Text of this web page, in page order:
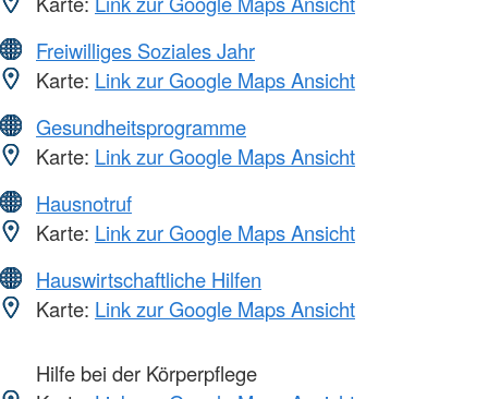
Freiwilliges Soziales Jahr
Karte: Link zur Google Maps Ansicht
Gesundheitsprogramme
Karte: Link zur Google Maps Ansicht
Hausnotruf
Karte: Link zur Google Maps Ansicht
Hauswirtschaftliche Hilfen
Karte: Link zur Google Maps Ansicht
Hilfe bei der Körperpflege